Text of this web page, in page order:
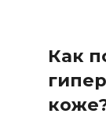
Как